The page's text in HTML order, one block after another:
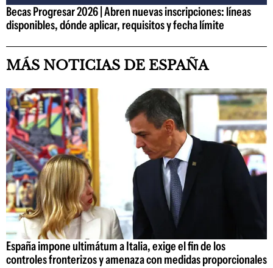
Becas Progresar 2026 | Abren nuevas inscripciones: líneas
disponibles, dónde aplicar, requisitos y fecha límite
MÁS NOTICIAS DE ESPAÑA
España impone ultimátum a Italia, exige el fin de los
controles fronterizos y amenaza con medidas proporcionales